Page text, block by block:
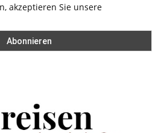
akzeptieren Sie unsere